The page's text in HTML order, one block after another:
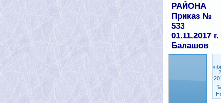
РАЙОНА
Приказ №
533
01.11.2017 г.
Балашов